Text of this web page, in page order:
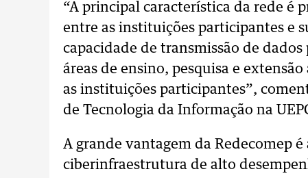
“A principal característica da rede é
entre as instituições participantes e
capacidade de transmissão de
áreas de ensino, pesquisa e
as instituições participantes”,
de Tecnologia da Informação na
A grande vantagem da Redecomep
ciberinfraestrutura de alto